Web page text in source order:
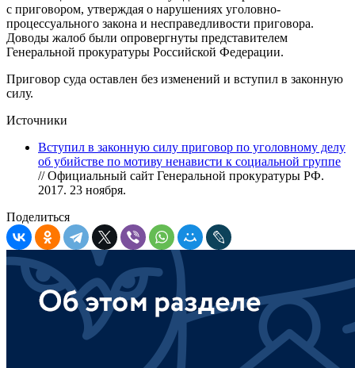
с приговором, утверждая о нарушениях уголовно-
процессуального закона и несправедливости приговора.
Доводы жалоб были опровергнуты представителем
Генеральной прокуратуры Российской Федерации.
Приговор суда оставлен без изменений и вступил в законную
силу.
Источники
Вступил в законную силу приговор по уголовному делу
об убийстве по мотиву ненависти к социальной группе
// Официальный сайт Генеральной прокуратуры РФ.
2017. 23 ноября.
Поделиться